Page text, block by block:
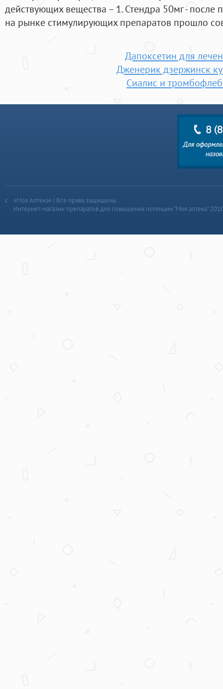
действующих вещества – 1. Стендра 50мг - после
на рынке стимулирующих препаратов прошло
Дапоксетин для
Дженерик дзержинск
Сиалис и
«Моя Аптека» | Все права защищены
Интернет-магазин препаратов для повышения потенции “Моя аптека”